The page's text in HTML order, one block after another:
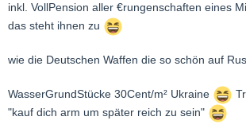
inkl. VollPension aller €rungenschaften eines
das steht ihnen zu
wie die Deutschen Waffen die so schön auf
WasserGrundStücke 30Cent/m² Ukraine
"kauf dich arm um später reich zu sein"